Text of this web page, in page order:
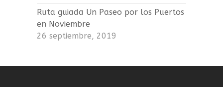
Ruta guiada Un Paseo por los Puertos
en Noviembre
26 septiembre, 2019